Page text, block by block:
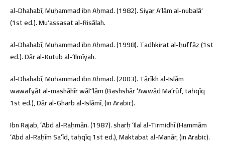
al-Dhahabī, Muḥammad ibn Aḥmad. (1982). Siyar Aʻlām al-nubalāʼ
(1st ed.). Muʼassasat al-Risālah.
al-Dhahabī, Muḥammad ibn Aḥmad. (1998). Tadhkirat al-ḥuffāẓ (1st
ed.). Dār al-Kutub al-ʻIlmīyah.
al-Dhahabī, Muḥammad ibn Aḥmad. (2003). Tārīkh al-Islām
wawafyāt al-mashāhīr wālʼʻlām (Bashshār ʻAwwād Maʻrūf, taḥqīq
1st ed.), Dār al-Gharb al-Islāmī, (in Arabic).
Ibn Rajab, ʻAbd al-Raḥmān. (1987). sharḥ ʻIlal al-Tirmidhī (Hammām
ʻAbd al-Raḥīm Saʻīd, taḥqīq 1st ed.), Maktabat al-Manār, (in Arabic).